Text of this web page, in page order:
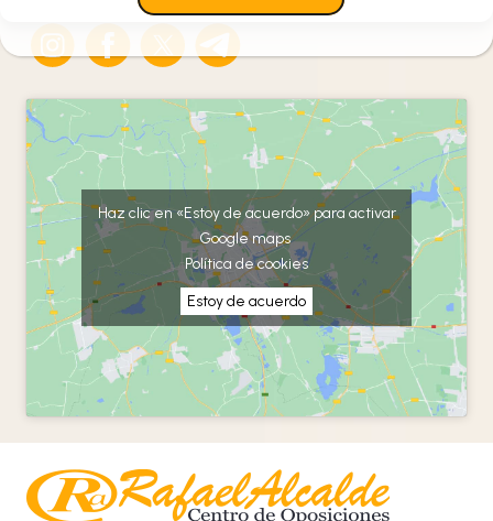
Haz clic en «Estoy de acuerdo» para activar
Google maps
Política de cookies
Estoy de acuerdo